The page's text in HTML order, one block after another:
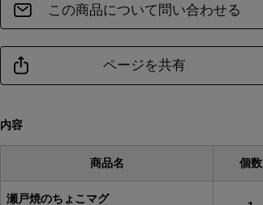
内容
商品名 個数
瀬戸焼のちょこマグ
この商品について問い合わせる
ページを共有